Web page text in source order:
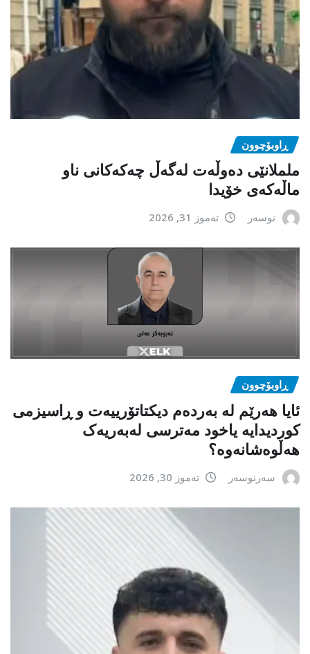
ڕاوبۆچوون
ململانێی دەوڵەت لەگەڵ چەکەکانی ناو
ماڵەکەی خۆیدا
نوسەر تەموز 31, 2026
ڕاوبۆچوون
ئایا هەرێم لە بەردەم دیکتاتۆرییەت و ڕاسیزمی
کوردیدایە یاخود مەترسی لەبەریەک
هەڵوەشانەوە؟
سەرنوسەر تەموز 30, 2026